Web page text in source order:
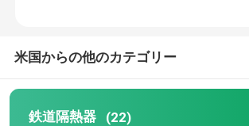
断熱 造形 構造
ガラス繊維パルトルーションプロフ
米国からの他のカテゴリー
鉄道隔熱器 (22)